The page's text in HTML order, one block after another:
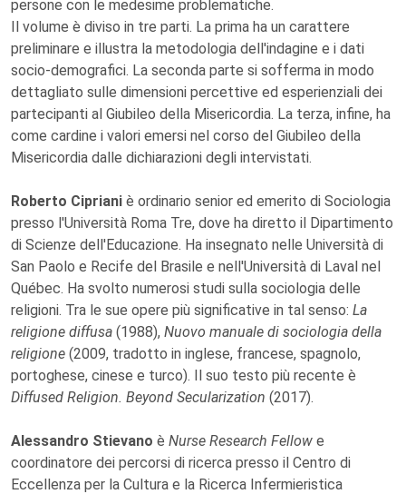
persone con le medesime problematiche.
Il volume è diviso in tre parti. La prima ha un carattere
preliminare e illustra la metodologia dell'indagine e i dati
socio-demografici. La seconda parte si sofferma in modo
dettagliato sulle dimensioni percettive ed esperienziali dei
partecipanti al Giubileo della Misericordia. La terza, infine, ha
come cardine i valori emersi nel corso del Giubileo della
Misericordia dalle dichiarazioni degli intervistati.
Roberto Cipriani è ordinario senior ed emerito di Sociologia
presso l'Università Roma Tre, dove ha diretto il Dipartimento
di Scienze dell'Educazione. Ha insegnato nelle Università di
San Paolo e Recife del Brasile e nell'Università di Laval nel
Québec. Ha svolto numerosi studi sulla sociologia delle
religioni. Tra le sue opere più significative in tal senso: La
religione diffusa (1988), Nuovo manuale di sociologia della
religione (2009, tradotto in inglese, francese, spagnolo,
portoghese, cinese e turco). Il suo testo più recente è
Diffused Religion. Beyond Secularization (2017).
Alessandro Stievano è Nurse Research Fellow e
coordinatore dei percorsi di ricerca presso il Centro di
Eccellenza per la Cultura e la Ricerca Infermieristica